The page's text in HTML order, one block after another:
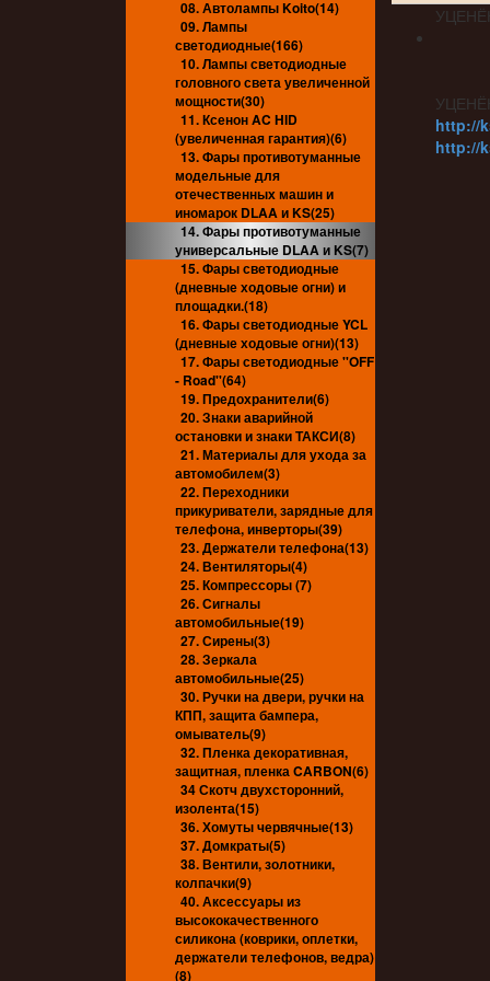
08. Автолампы Koito(14)
09. Лампы
светодиодные(166)
10. Лампы светодиодные
головного света увеличенной
мощности(30)
11. Ксенон AC HID
(увеличенная гарантия)(6)
13. Фары противотуманные
модельные для
отечественных машин и
иномарок DLAA и KS(25)
14. Фары противотуманные
универсальные DLAA и KS(7)
15. Фары светодиодные
(дневные ходовые огни) и
площадки.(18)
16. Фары светодиодные YCL
(дневные ходовые огни)(13)
17. Фары светодиодные ''OFF
- Road''(64)
19. Предохранители(6)
20. Знаки аварийной
остановки и знаки ТАКСИ(8)
21. Материалы для ухода за
автомобилем(3)
22. Переходники
прикуриватели, зарядные для
телефона, инверторы(39)
23. Держатели телефона(13)
24. Вентиляторы(4)
25. Компрессоры (7)
26. Сигналы
автомобильные(19)
27. Сирены(3)
28. Зеркала
автомобильные(25)
30. Ручки на двери, ручки на
КПП, защита бампера,
омыватель(9)
32. Пленка декоративная,
защитная, пленка CARBON(6)
34 Скотч двухсторонний,
изолента(15)
36. Хомуты червячные(13)
37. Домкраты(5)
38. Вентили, золотники,
колпачки(9)
40. Аксессуары из
высококачественного
силикона (коврики, оплетки,
держатели телефонов, ведра)
(8)
http://
http://